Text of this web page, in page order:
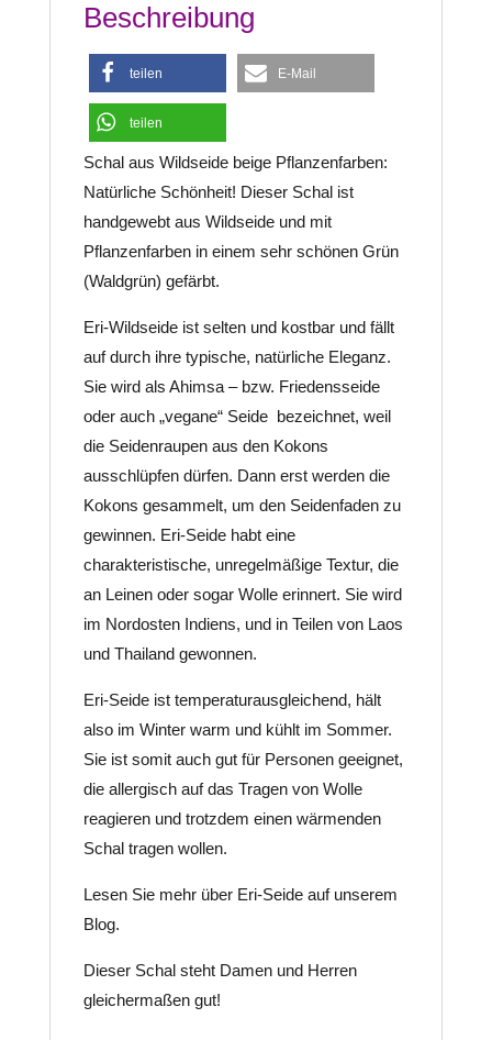
Beschreibung
teilen E-Mail
teilen
Schal aus Wildseide beige Pflanzenfarben:
Natürliche Schönheit! Dieser Schal ist
handgewebt aus Wildseide und mit
Pflanzenfarben in einem sehr schönen Grün
(Waldgrün) gefärbt.
Eri-Wildseide ist selten und kostbar und fällt
auf durch ihre typische, natürliche Eleganz.
Sie wird als Ahimsa – bzw. Friedensseide
oder auch „vegane“ Seide bezeichnet, weil
die Seidenraupen aus den Kokons
ausschlüpfen dürfen. Dann erst werden die
Kokons gesammelt, um den Seidenfaden zu
gewinnen. Eri-Seide habt eine
charakteristische, unregelmäßige Textur, die
an Leinen oder sogar Wolle erinnert. Sie wird
im Nordosten Indiens, und in Teilen von Laos
und Thailand gewonnen.
Eri-Seide ist temperaturausgleichend, hält
also im Winter warm und kühlt im Sommer.
Sie ist somit auch gut für Personen geeignet,
die allergisch auf das Tragen von Wolle
reagieren und trotzdem einen wärmenden
Schal tragen wollen.
Lesen Sie mehr über Eri-Seide auf unserem
Blog.
Dieser Schal steht Damen und Herren
gleichermaßen gut!